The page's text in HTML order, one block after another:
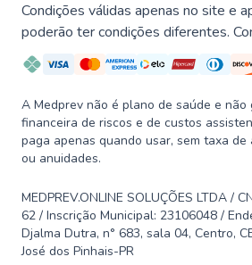
Condições válidas apenas no site e
poderão ter condições diferentes.
A Medprev não é plano de saúde e
financeira de riscos e de custos
paga apenas quando usar, sem taxa de
ou anuidades.
MEDPREV.ONLINE SOLUÇÕES LTDA /
62 / Inscrição Municipal: 23106048 /
Djalma Dutra, n° 683, sala 04, Centro,
José dos Pinhais-PR